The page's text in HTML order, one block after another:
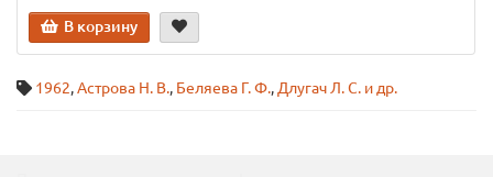
В корзину
1962,Астрова Н. В., Беляева Г. Ф., Длугач Л. С. и др.